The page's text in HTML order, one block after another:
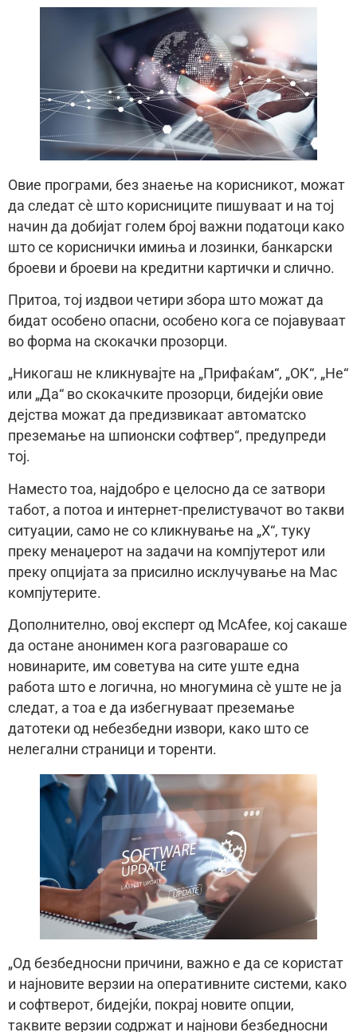
Овие програми, без знаење на корисникот, можат
да следат сè што корисниците пишуваат и на тој
начин да добијат голем број важни податоци како
што се кориснички имиња и лозинки, банкарски
броеви и броеви на кредитни картички и слично.
Притоа, тој издвои четири збора што можат да
бидат особено опасни, особено кога се појавуваат
во форма на скокачки прозорци.
„Никогаш не кликнувајте на „Прифаќам“, „ОК“, „Не“
или „Да“ во скокачките прозорци, бидејќи овие
дејства можат да предизвикаат автоматско
преземање на шпионски софтвер“, предупреди
тој.
Наместо тоа, најдобро е целосно да се затвори
табот, а потоа и интернет-прелистувачот во такви
ситуации, само не со кликнување на „X“, туку
преку менаџерот на задачи на компјутерот или
преку опцијата за присилно исклучување на Mac
компјутерите.
Дополнително, овој експерт од McAfee, кој сакаше
да остане анонимен кога разговараше со
новинарите, им советува на сите уште една
работа што е логична, но многумина сè уште не ја
следат, а тоа е да избегнуваат преземање
датотеки од небезбедни извори, како што се
нелегални страници и торенти.
„Од безбедносни причини, важно е да се користат
и најновите верзии на оперативните системи, како
и софтверот, бидејќи, покрај новите опции,
таквите верзии содржат и најнови безбедносни